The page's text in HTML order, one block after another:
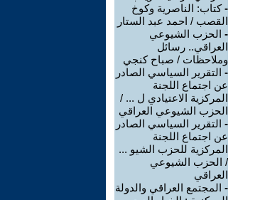
-كتاب: الناصرية وكوخ
القصب / احمد عبد الستار
- الحزب الشيوعي
العراقي.. رسائل
وملاحظات / صباح كنجي
- التقرير السياسي الصادر
عن اجتماع اللجنة
المركزية الاعتيادي ل ... /
الحزب الشيوعي العراقي
- التقرير السياسي الصادر
عن اجتماع اللجنة
المركزية للحزب الشيو ...
/ الحزب الشيوعي
العراقي
- المجتمع العراقي والدولة